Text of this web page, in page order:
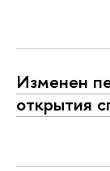
Изменен
открытия